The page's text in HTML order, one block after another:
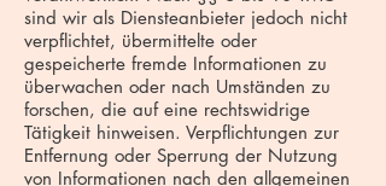
sind wir als Diensteanbieter jedoch nicht
verpflichtet, übermittelte oder
gespeicherte fremde Informationen zu
überwachen oder nach Umständen zu
forschen, die auf eine rechtswidrige
Tätigkeit hinweisen. Verpflichtungen zur
Entfernung oder Sperrung der Nutzung
von Informationen nach den allgemeinen